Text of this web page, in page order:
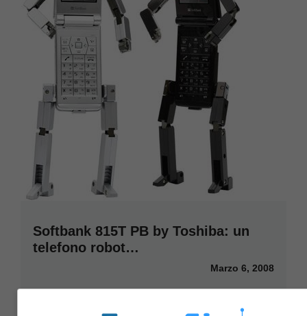
Softbank 815T PB by Toshiba: un
telefono robot…
Marzo 6, 2008